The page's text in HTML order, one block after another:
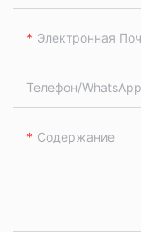
Электронная
Телефон/WhatsApp
Содержание